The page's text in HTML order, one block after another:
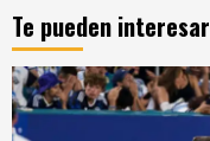
Te pueden interesar